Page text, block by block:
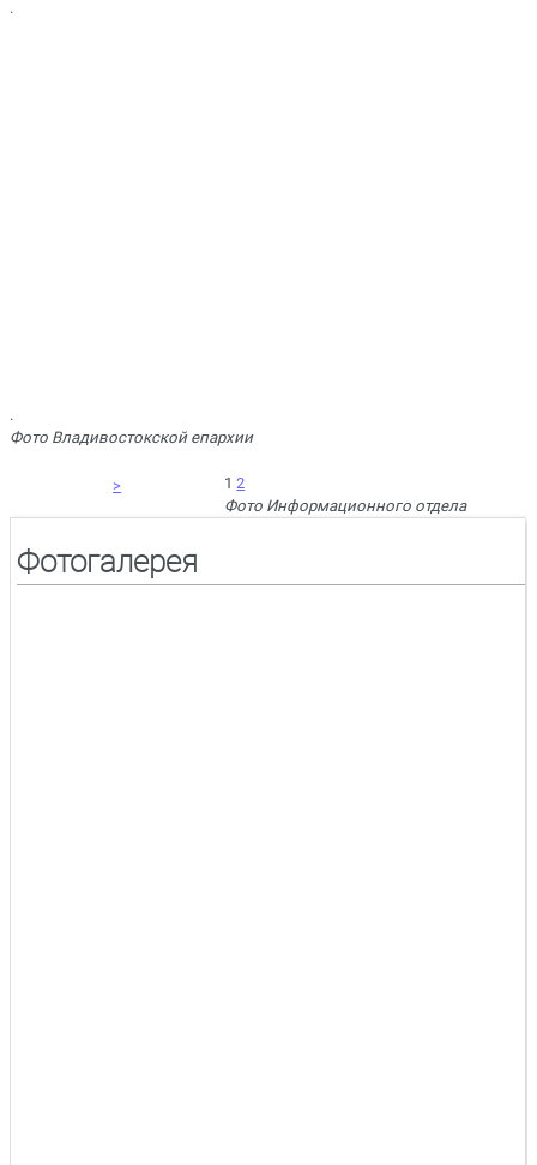
.
.
Фото Владивостокской епархии
1 2
>
Фото Информационного отдела
Фотогалерея